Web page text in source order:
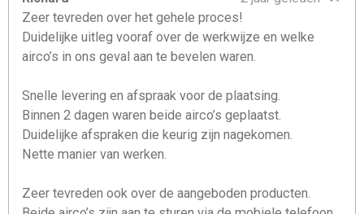
Zeer tevreden over het gehele proces!
Duidelijke uitleg vooraf over de werkwijze en welke
airco’s in ons geval aan te bevelen waren.
Snelle levering en afspraak voor de plaatsing.
Binnen 2 dagen waren beide airco’s geplaatst.
Duidelijke afspraken die keurig zijn nagekomen.
Nette manier van werken.
Zeer tevreden ook over de aangeboden producten.